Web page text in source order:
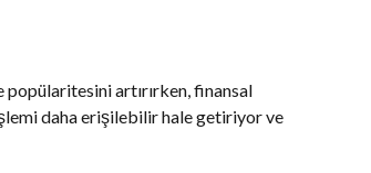
popülaritesini artırırken, finansal
daha erişilebilir hale getiriyor ve